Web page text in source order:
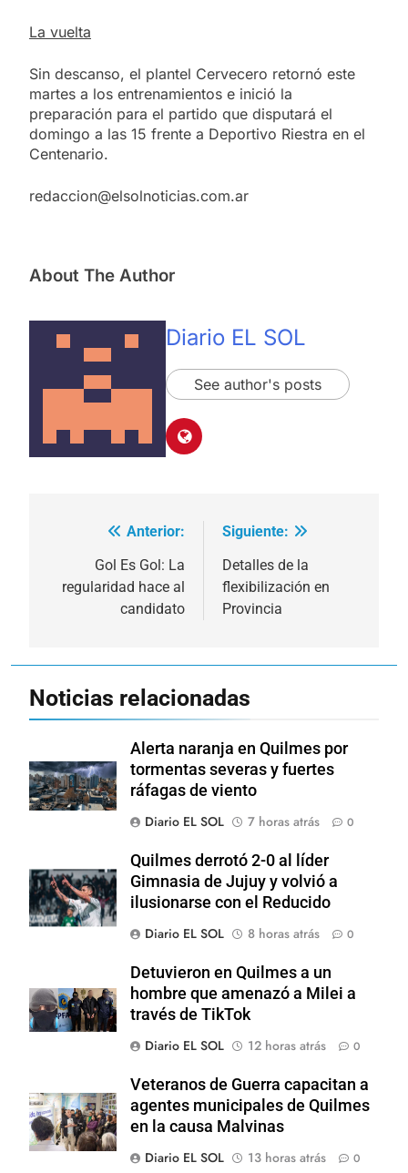
La vuelta
Sin descanso, el plantel Cervecero retornó este
martes a los entrenamientos e inició la
preparación para el partido que disputará el
domingo a las 15 frente a Deportivo Riestra en el
Centenario.
redaccion@elsolnoticias.com.ar
About The Author
Diario EL SOL
See author's posts
Navegación
entradas
Anterior:
Gol Es Gol: La
regularidad hace al
candidato
Siguiente:
Detalles de la
flexibilización en
Provincia
Noticias relacionadas
Alerta naranja en Quilmes por
tormentas severas y fuertes
ráfagas de viento
Diario EL SOL
7 horas atrás 0
Quilmes derrotó 2-0 al líder
Gimnasia de Jujuy y volvió a
ilusionarse con el Reducido
Diario EL SOL
8 horas atrás 0
Detuvieron en Quilmes a un
hombre que amenazó a Milei a
través de TikTok
Diario EL SOL
12 horas atrás 0
Veteranos de Guerra capacitan a
agentes municipales de Quilmes
en la causa Malvinas
Diario EL SOL
13 horas atrás 0